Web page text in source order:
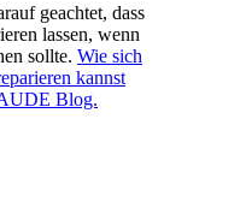
geachtet, dass
lassen, wenn
sollte. Wie sich
kannst
Blog.